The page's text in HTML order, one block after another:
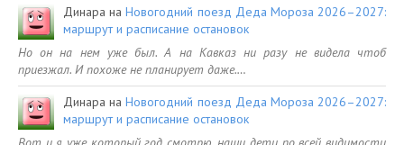
Динара наНовогодний поезд Деда Мороза 2026–2027:
маршрут и расписание остановок
Но он на нем уже был. А на Кавказ ни разу не видела чтоб
приезжал. И похоже не планирует даже.…
Динара наНовогодний поезд Деда Мороза 2026–2027:
маршрут и расписание остановок